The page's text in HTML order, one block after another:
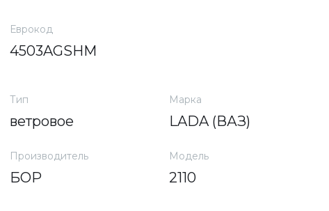
Еврокод
4503AGSHM
Тип
ветровое
Марка
LADA (ВАЗ)
Производитель
БОР
Модель
2110